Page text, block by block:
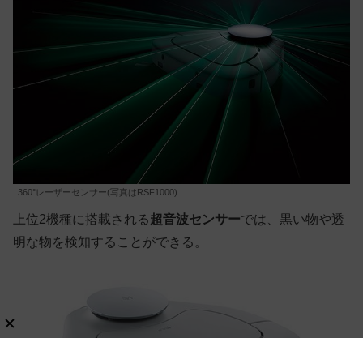
360°レーザーセンサー(写真はRSF1000)
上位2機種に搭載される超音波センサーでは、黒い物や透
明な物を検知することができる。